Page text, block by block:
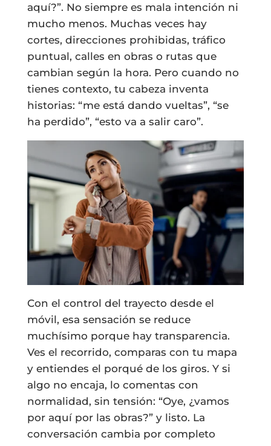
aquí?”. No siempre es mala intención ni
mucho menos. Muchas veces hay
cortes, direcciones prohibidas, tráfico
puntual, calles en obras o rutas que
cambian según la hora. Pero cuando no
tienes contexto, tu cabeza inventa
historias: “me está dando vueltas”, “se
ha perdido”, “esto va a salir caro”.
Con el control del trayecto desde el
móvil, esa sensación se reduce
muchísimo porque hay transparencia.
Ves el recorrido, comparas con tu mapa
y entiendes el porqué de los giros. Y si
algo no encaja, lo comentas con
normalidad, sin tensión: “Oye, ¿vamos
por aquí por las obras?” y listo. La
conversación cambia por completo